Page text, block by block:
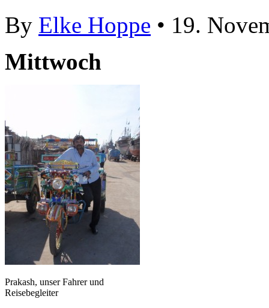
By Elke Hoppe • 19.
Mittwoch
Prakash, unser Fahrer und
Reisebegleiter